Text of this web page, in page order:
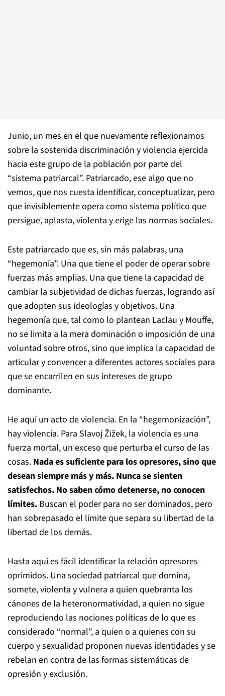
Junio, un mes en el que nuevamente reflexionamos
sobre la sostenida discriminación y violencia ejercida
hacia este grupo de la población por parte del
“sistema patriarcal”. Patriarcado, ese algo que no
vemos, que nos cuesta identificar, conceptualizar, pero
que invisiblemente opera como sistema político que
persigue, aplasta, violenta y erige las normas sociales.
Este patriarcado que es, sin más palabras, una
“hegemonía”. Una que tiene el poder de operar sobre
fuerzas más amplias. Una que tiene la capacidad de
cambiar la subjetividad de dichas fuerzas, logrando así
que adopten sus ideologías y objetivos. Una
hegemonía que, tal como lo plantean Laclau y Mouffe,
no se limita a la mera dominación o imposición de una
voluntad sobre otros, sino que implica la capacidad de
articular y convencer a diferentes actores sociales para
que se encarrilen en sus intereses de grupo
dominante.
He aquí un acto de violencia. En la “hegemonización”,
hay violencia. Para Slavoj Žižek, la violencia es una
fuerza mortal, un exceso que perturba el curso de las
cosas. Nada es suficiente para los opresores, sino que
desean siempre más y más. Nunca se sienten
satisfechos. No saben cómo detenerse, no conocen
límites. Buscan el poder para no ser dominados, pero
han sobrepasado el límite que separa su libertad de la
libertad de los demás.
Hasta aquí es fácil identificar la relación opresores-
oprimidos. Una sociedad patriarcal que domina,
somete, violenta y vulnera a quien quebranta los
cánones de la heteronormatividad, a quien no sigue
reproduciendo las nociones políticas de lo que es
considerado “normal”, a quien o a quienes con su
cuerpo y sexualidad proponen nuevas identidades y se
rebelan en contra de las formas sistemáticas de
opresión y exclusión.